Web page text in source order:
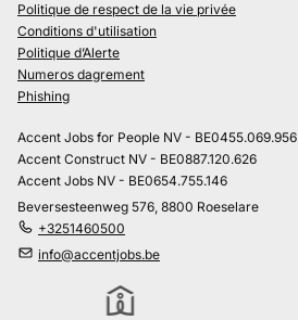
Politique de respect de la vie privée
Conditions d'utilisation
Politique d’Alerte
Numeros dagrement
Phishing
Accent Jobs for People NV - BE0455.069.956
Accent Construct NV - BE0887.120.626
Accent Jobs NV - BE0654.755.146
Beversesteenweg 576, 8800 Roeselare
+3251460500
info@accentjobs.be